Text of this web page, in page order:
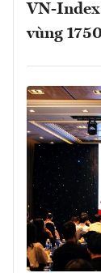
VN-
vùng